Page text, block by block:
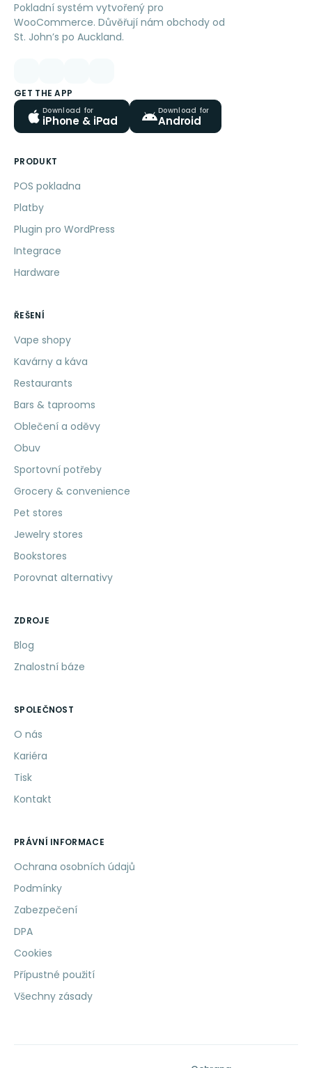
Pokladní systém vytvořený pro
WooCommerce. Důvěřují nám obchody od
St. John’s po Auckland.
GET THE APP
Download for
iPhone & iPad
Download for
Android
PRODUKT
POS pokladna
Platby
Plugin pro WordPress
Integrace
Hardware
ŘEŠENÍ
Vape shopy
Kavárny a káva
Restaurants
Bars & taprooms
Oblečení a oděvy
Obuv
Sportovní potřeby
Grocery & convenience
Pet stores
Jewelry stores
Bookstores
Porovnat alternativy
ZDROJE
Blog
Znalostní báze
SPOLEČNOST
O nás
Kariéra
Tisk
Kontakt
PRÁVNÍ INFORMACE
Ochrana osobních údajů
Podmínky
Zabezpečení
DPA
Cookies
Přípustné použití
Všechny zásady